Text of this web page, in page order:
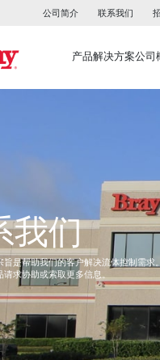
公司简介 联系我们
产品解决方案公司
我们
旨是帮助我们的客户解决流体控制需求
求协助或索取更多信息。